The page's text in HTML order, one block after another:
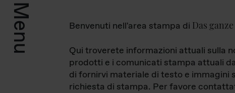
Menu Benvenuti nell'area stampa di Das
Qui troverete informazioni attuali sulla
prodotti e i comunicati stampa attuali
di fornirvi materiale di testo e immagini
richiesta di stampa. Per favore